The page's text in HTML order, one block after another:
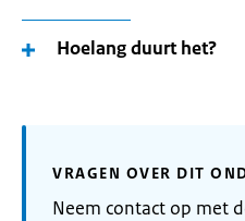
Hoelang duurt het?
VRAGEN OVER DIT
Neem contact op met